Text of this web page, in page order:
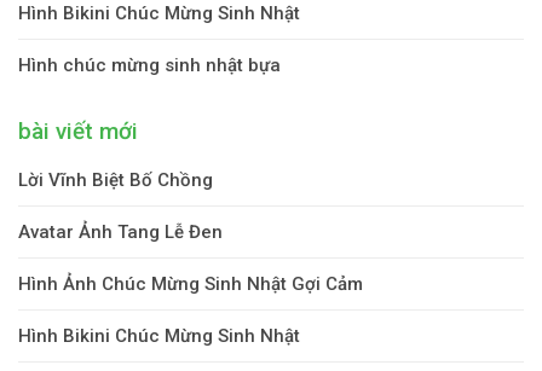
Hình Bikini Chúc Mừng Sinh Nhật
Hình chúc mừng sinh nhật bựa
bài viết mới
Lời Vĩnh Biệt Bố Chồng
Avatar Ảnh Tang Lễ Đen
Hình Ảnh Chúc Mừng Sinh Nhật Gợi Cảm
Hình Bikini Chúc Mừng Sinh Nhật